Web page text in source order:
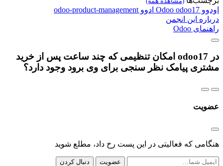
اودوو Odoo odoo17 ادوو odoo-product-management
درباره این انجمن
راهنمای Odoo
در odoo17 امکان تنظیمی که چند ساعت پس از خرید
مشتری پیامک نظر سنجی برای وی برود وجود دارد؟
عضویت
هنگامی که فعالیتی در این پست رخ داد، مطلع شوید
عضویت دنبال کردن